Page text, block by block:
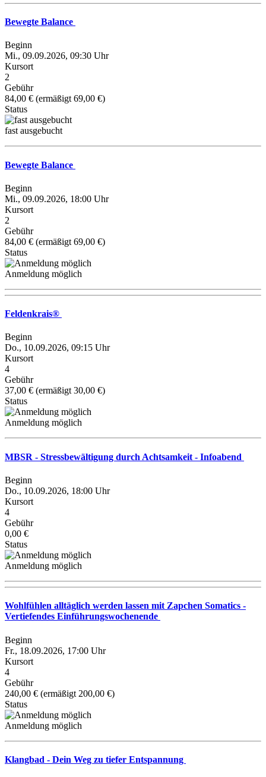
Bewegte Balance
Beginn
Mi., 09.09.2026, 09:30 Uhr
Kursort
2
Gebühr
84,00 € (ermäßigt 69,00 €)
Status
fast ausgebucht
Bewegte Balance
Beginn
Mi., 09.09.2026, 18:00 Uhr
Kursort
2
Gebühr
84,00 € (ermäßigt 69,00 €)
Status
Anmeldung möglich
Feldenkrais®
Beginn
Do., 10.09.2026, 09:15 Uhr
Kursort
4
Gebühr
37,00 € (ermäßigt 30,00 €)
Status
Anmeldung möglich
MBSR - Stressbewältigung durch Achtsamkeit - Infoabend
Beginn
Do., 10.09.2026, 18:00 Uhr
Kursort
4
Gebühr
0,00 €
Status
Anmeldung möglich
Wohlfühlen alltäglich werden lassen mit Zapchen Somatics -
Vertiefendes Einführungswochenende
Beginn
Fr., 18.09.2026, 17:00 Uhr
Kursort
4
Gebühr
240,00 € (ermäßigt 200,00 €)
Status
Anmeldung möglich
Klangbad - Dein Weg zu tiefer Entspannung